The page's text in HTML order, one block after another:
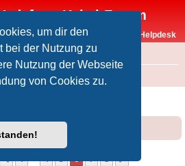
um dir den
bei der Nutzung zu
Nutzung der Webseite
von Cookies zu.
Kabel-Forum
Vodafone-Kabel-Helpdesk
erhöht
Vorherige
1 4 5 6 7 8 Nächste